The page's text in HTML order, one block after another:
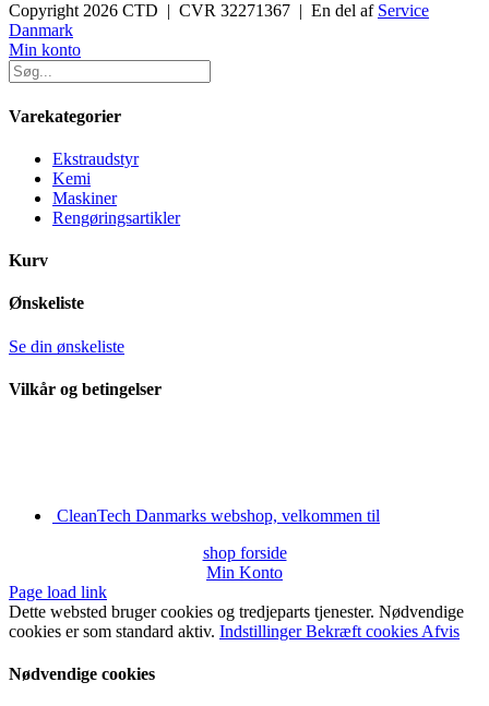
Copyright 2026 CTD | CVR 32271367 | En del af Service
Danmark
Toggle
Sliding
Bar
Area
Min konto
Varekategorier
Ekstraudstyr
Kemi
Maskiner
Rengøringsartikler
Kurv
Ønskeliste
Se din ønskeliste
Vilkår og betingelser
CleanTech Danmarks webshop, velkommen til
shop forside
Min Konto
Page load link
Dette websted bruger cookies og tredjeparts tjenester. Nødvendige
cookies er som standard aktiv. IndstillingerBekræft cookies Afvis
Nødvendige cookies